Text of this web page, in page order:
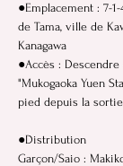
●Emplacement : 7-
de Tama, ville de
Kanagawa
●Accès :
"Mukogaoka Yuen
pied depuis la
●Distribution
Garçon/Saio :